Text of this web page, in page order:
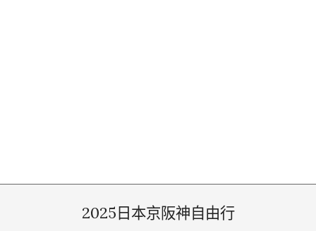
2025日本京阪神自由行